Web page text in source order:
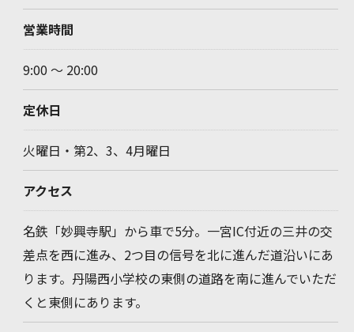
営業時間
9:00 〜 20:00
定休日
火曜日・第2、3、4月曜日
アクセス
名鉄「妙興寺駅」から車で5分。一宮IC付近の三井の交
差点を西に進み、2つ目の信号を北に進んだ道沿いにあ
ります。丹陽西小学校の東側の道路を南に進んでいただ
くと東側にあります。